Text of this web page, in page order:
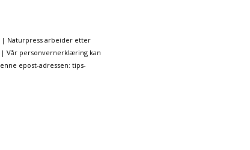
| Naturpress arbeider etter
| Vår personvernerklæring kan
epost-adressen: tips-